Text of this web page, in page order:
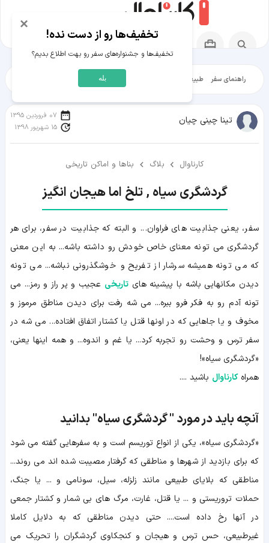
راهنمای سفر طبیعت‌گردی شهرگردی
تینا چینی چیان
07 فروردین 1395
15 شهریور 1398
کارناوال بلاگ بناها و اماکن تاریخی
گردشگری سیاه , تلخ اما هیجان انگیز
سفر، یعنی جذابیت های فراوان... و البته که جذابیت در سفر، برای هر
گردشگری می تونه معنای خاص خودش رو داشته باشه... به این معنی
که می تونه همیشه سرشار از تفریح و خوشگذرونی نباشه... می تونه
دیدن مکانهایی باشه با پیشینه هایتاریخی عجیب و پر راز و رمز... می
تونه آدم رو به فکر فرو ببره... می شه رفت برای دیدن مناطق مرموز و
مخوف و یا جاهایی که در اونها قتل یا کشتار اتفاق افتاده... می شه در
سفر ترس و وحشت رو تجربه کرد... یا غم و اندوه... و همه اینها یعنی،
«گردشگری سیاه»!
همراهکارناوال باشید ....
آنچه باید در مورد " گردشگری سیاه" بدانید
«گردشگری سیاه»، یکی از انواع توریسم است و به سفرهایی گفته می شود
که برای بازدید از شهرها و مناطقی که گرفتار مصیبت شده اند می روند...
مناطقی که بلایای طبیعی مانند زلزله، سیل، سونامی و ... یا جنگ،
حملات تروریستی و ... یا قتل، غارت، مرگ های بی شمار و کشتار جمعی
در آنها رخ داده است.... حتی دیدن مناطقی که به دلایل کاملا
غیرطبیعی، حس ترس و هیجان و کنجکاوی گردشگران را تحریک می
×
تخفیف‌ها رو از دست نده!
تخفیف‌ها و جشنواره‌های سفر رو بهت اطلاع بدیم؟
بله